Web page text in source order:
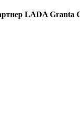
LADA Granta